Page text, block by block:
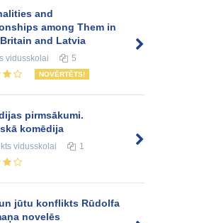
and
among Them in
and Latvia
vidusskolai 5
NOVĒRTĒTS!
pirmsākumi.
komēdija
vidusskolai 1
jūtu konflikts Rūdolfa
novelēs